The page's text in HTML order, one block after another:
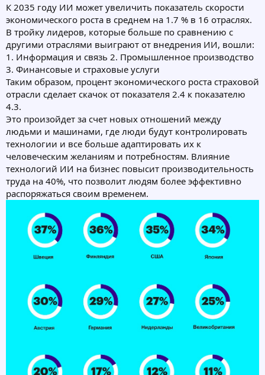
К 2035 году ИИ может увеличить показатель скорости
экономического роста в среднем на 1.7 % в 16 отраслях.
В тройку лидеров, которые больше по сравнению с
другими отраслями выиграют от внедрения ИИ, вошли:
1. Информация и связь 2. Промышленное производство
3. Финансовые и страховые услуги
Таким образом, процент экономического роста страховой
отрасли сделает скачок от показателя 2.4 к показателю
4.3.
Это произойдет за счет новых отношений между
людьми и машинами, где люди будут контролировать
технологии и все больше адаптировать их к
человеческим желаниям и потребностям. Влияние
технологий ИИ на бизнес повысит производительность
труда на 40%, что позволит людям более эффективно
распоряжаться своим временем.